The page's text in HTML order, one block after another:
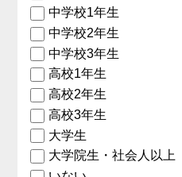
中学校1年生
中学校2年生
中学校3年生
高校1年生
高校2年生
高校3年生
大学生
大学院生・社会人以上